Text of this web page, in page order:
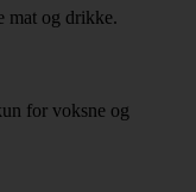
mat og drikke.
for voksne og